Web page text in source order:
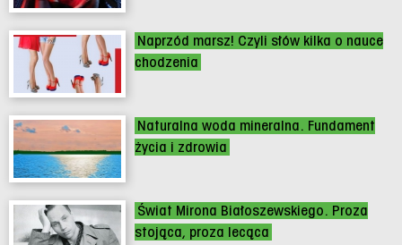
Naprzód marsz! Czyli słów kilka o nauce
chodzenia
Naturalna woda mineralna. Fundament
życia i zdrowia
Świat Mirona Białoszewskiego. Proza
stojąca, proza lecąca